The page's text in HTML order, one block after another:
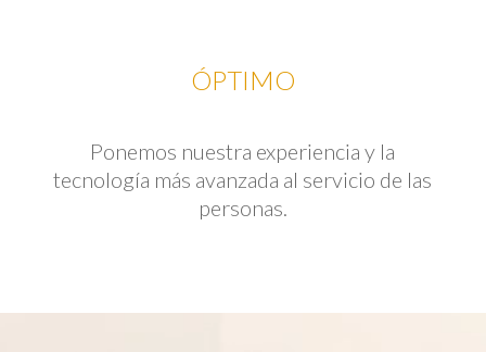
ÓPTIMO
Ponemos nuestra experiencia y la
tecnología más avanzada al servicio de las
personas.